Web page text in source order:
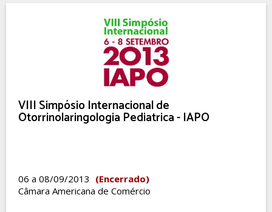
VIII Simpósio Internacional de
Otorrinolaringologia Pediatrica - IAPO
06 a 08/09/2013 (Encerrado)
Câmara Americana de Comércio